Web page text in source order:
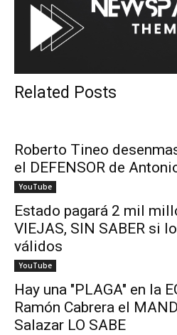
Related Posts
Roberto Tineo
el DEFENSOR de
YouTube
Estado pagará 2 mil
VIEJAS, SIN SABER si
válidos
YouTube
Hay una "PLAGA" en la
Ramón Cabrera el
Salazar LO SABE